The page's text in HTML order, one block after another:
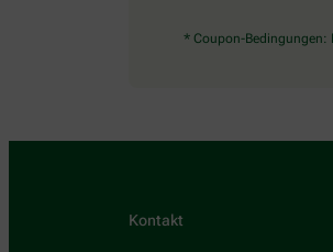
* Coupon-Bedingungen:
Kontakt